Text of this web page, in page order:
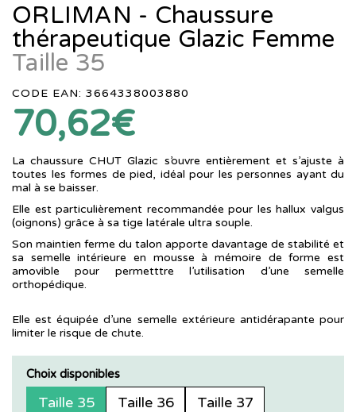
ORLIMAN - Chaussure
thérapeutique Glazic Femme
Taille 35
CODE EAN: 3664338003880
70,62€
La chaussure CHUT Glazic s’ouvre entièrement et s’ajuste à
toutes les formes de pied, idéal pour les personnes ayant du
mal à se baisser.
Elle est particulièrement recommandée pour les hallux valgus
(oignons) grâce à sa tige latérale ultra souple.
Son maintien ferme du talon apporte davantage de stabilité et
sa semelle intérieure en mousse à mémoire de forme est
amovible pour permetttre l’utilisation d’une semelle
orthopédique.
Elle est équipée d’une semelle extérieure antidérapante pour
limiter le risque de chute.
Choix disponibles
Taille 35 Taille 36
Taille 37